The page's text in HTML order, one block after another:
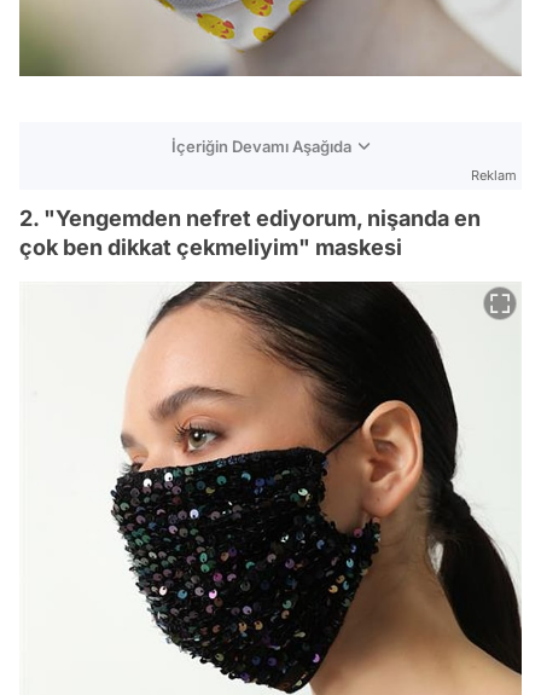
İçeriğin Devamı Aşağıda
Reklam
2. "Yengemden nefret ediyorum, nişanda en
çok ben dikkat çekmeliyim" maskesi